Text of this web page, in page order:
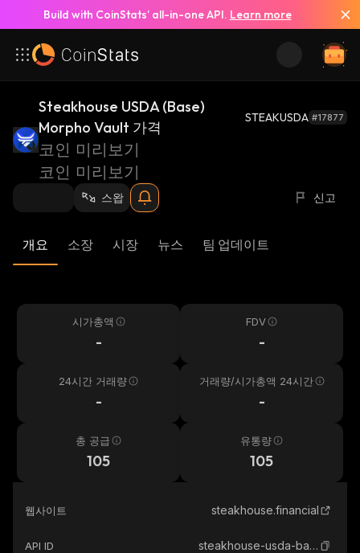
Build with CoinStats’ all-in-one API. Learn more
Steakhouse USDA (Base)
Morpho Vault 가격
STEAKUSDA #17877
코인 미리보기
코인 미리보기
스왑 신고
개요 소장 시장 뉴스 팀 업데이트
시가총액
-
FDV
-
24시간 거래량
-
거래량/시가총액 24시간
-
총 공급
105
유통량
105
웹사이트 steakhouse.financial
API ID steakhouse-usda-base-morpho-vault